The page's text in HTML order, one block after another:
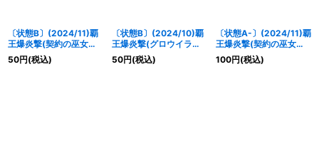
〔状態B〕(2024/11)覇
王爆炎撃(契約の巫女ト
アイラスト)【C】
{SD56-RV008
50円(税込)
〔状態B〕(2024/10)覇
王爆炎撃(グロウイラス
ト)【C】{ SD56-
RV008}《赤》
50円(税込)
〔状態A-〕(2024/11)覇
王爆炎撃(契約の巫女ト
アイラスト)【C】
{SD56-RV008
100円(税込)